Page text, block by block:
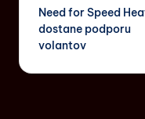
Need for Speed
dostane podporu
volantov